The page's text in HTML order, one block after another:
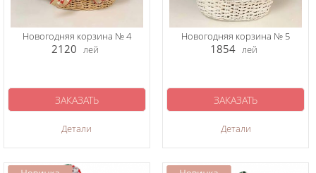
Новогодняя корзина № 4
2120 лей
Детали
ЗАКАЗАТЬ
Новогодняя корзина № 5
1854 лей
Детали
ЗАКАЗАТЬ